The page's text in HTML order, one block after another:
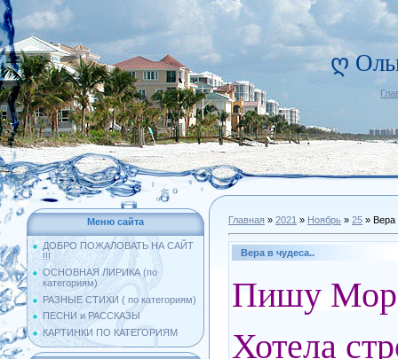
ღ
Меню сайта
ДОБРО ПОЖАЛОВАТЬ НА САЙТ
!!!
ОСНОВНАЯ ЛИРИКА (по
категориям)
РАЗНЫЕ СТИХИ ( по категориям)
ПЕСНИ и РАССКАЗЫ
КАРТИНКИ ПО КАТЕГОРИЯМ
Главная » 2021 » Ноябрь » 25 » Вера
Вера в чудеса..
Пишу
Хотела